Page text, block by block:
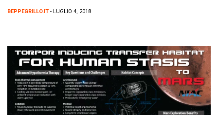
BEPPEGRILLO.IT - LUGLIO 4, 2018